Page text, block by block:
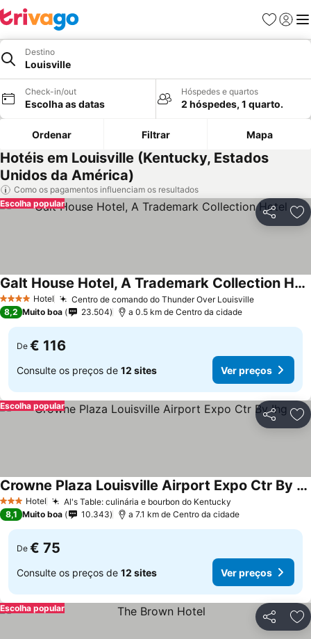
Favoritos
Iniciar
Destino
Louisville
Check-in/out
Escolha as datas
Hóspedes e quartos
2 hóspedes, 1 quarto.
Ordenar Filtrar Mapa
Hotéis em Louisville (Kentucky, Estados
Unidos da América)
Como os pagamentos influenciam os resultados
Partilhar
Escolha popular
4 EstrelasHotel Centro de comando do Thunder Over Louisville
Galt House Hotel, A Trademark Collection Hotel
8,2 Muito boa 23.504 a 0.5 km de Centro da cidade
De € 116
Consulte os preços de 12 sites Ver preços
Partilhar
Escolha popular
3 EstrelasHotel Al's Table: culinária e bourbon do Kentucky
Crowne Plaza Louisville Airport Expo Ctr By Ihg
8,1 Muito boa 10.343 a 7.1 km de Centro da cidade
De € 75
Consulte os preços de 12 sites Ver preços
Partilhar
Escolha popular